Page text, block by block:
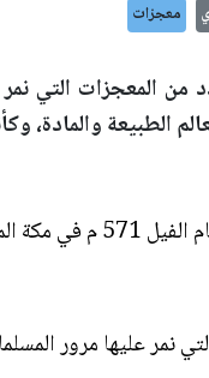
معجزات
المعجزات التي نمر
والمادة،
عليها مرور